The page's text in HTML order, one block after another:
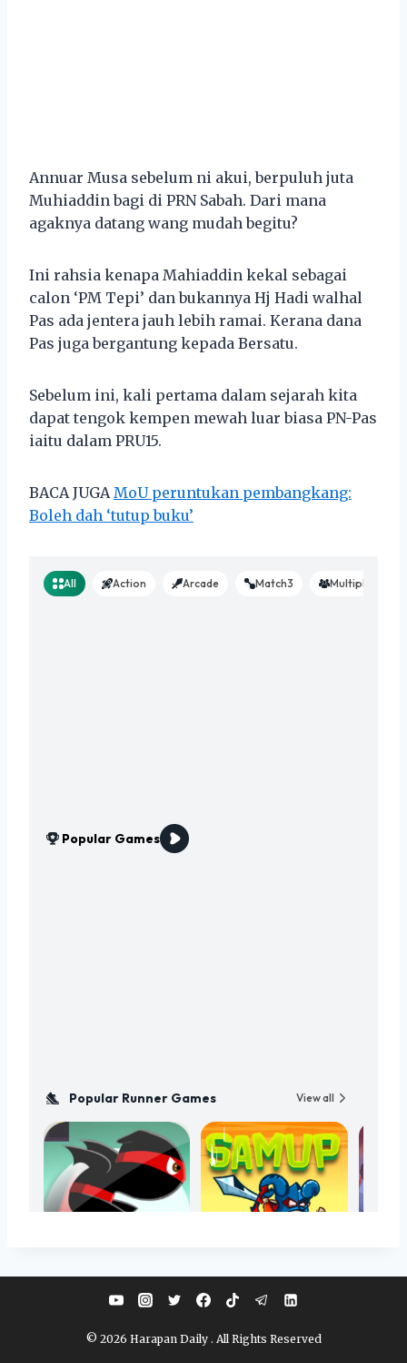
Annuar Musa sebelum ni akui, berpuluh juta
Muhiaddin bagi di PRN Sabah. Dari mana
agaknya datang wang mudah begitu?
Ini rahsia kenapa Mahiaddin kekal sebagai
calon ‘PM Tepi’ dan bukannya Hj Hadi walhal
Pas ada jentera jauh lebih ramai. Kerana dana
Pas juga bergantung kepada Bersatu.
Sebelum ini, kali pertama dalam sejarah kita
dapat tengok kempen mewah luar biasa PN-Pas
iaitu dalam PRU15.
BACA JUGA MoU peruntukan pembangkang:
Boleh dah ‘tutup buku’
© 2026 Harapan Daily . All Rights Reserved